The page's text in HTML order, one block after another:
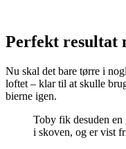
Perfekt resultat
Nu skal det bare tørre i
loftet – klar til at skulle
bierne igen.
Toby fik desuden en
i skoven, og er vist